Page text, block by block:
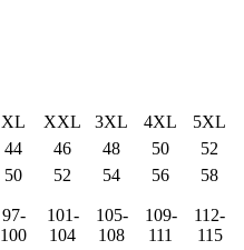
XL XXL 3XL 4XL
5XL
44 46 48 50
52
50 52 54 56 58
97-
100
101-
104
105-
108
109-
111
112-
115